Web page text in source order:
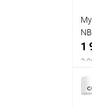
1
3